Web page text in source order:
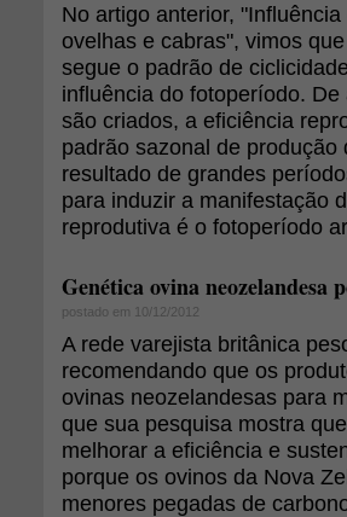
No artigo anterior,
ovelhas e cabras", vimos
segue o padrão de
influência do fotoperíodo.
são criados, a eficiência
padrão sazonal de
resultado de grandes
para induzir a manifestação
reprodutiva é o fotoperíodo
Genética ovina
postado em 10/12/2012
A rede varejista britânica
recomendando que os
ovinas neozelandesas para
que sua pesquisa mostra
melhorar a eficiência e
porque os ovinos da Nova
menores pegadas de